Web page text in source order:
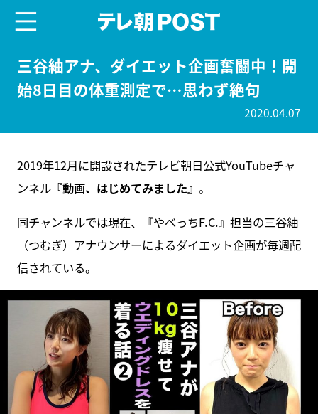
三谷紬アナ、ダイエット企画奮闘中！開
始8日目の体重測定で…思わず絶句
2020.04.07
2019年12月に開設されたテレビ朝日公式YouTubeチャ
ンネル『動画、はじめてみました』 。
同チャンネルでは現在、『やべっちF.C.』担当の三谷紬
（つむぎ）アナウンサーによるダイエット企画が毎週配
信されている。